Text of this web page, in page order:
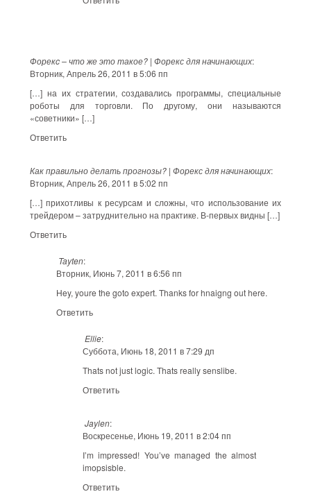
Форекc – что же это такое? | Форекс для начинающих:
Вторник, Апрель 26, 2011 в 5:06 пп
[…] на их стратегии, создавались программы, специальные
роботы для торговли. По другому, они называются
«советники» […]
Ответить
Как правильно делать прогнозы? | Форекс для начинающих:
Вторник, Апрель 26, 2011 в 5:02 пп
[…] прихотливы к ресурсам и сложны, что использование их
трейдером – затруднительно на практике. В-первых видны […]
Ответить
Tayten:
Вторник, Июнь 7, 2011 в 6:56 пп
Hey, youre the goto expert. Thanks for hnaigng out here.
Ответить
Ellie:
Суббота, Июнь 18, 2011 в 7:29 дп
Thats not just logic. Thats really senslibe.
Ответить
Jaylen:
Воскресенье, Июнь 19, 2011 в 2:04 пп
I’m impressed! You’ve managed the almost
imopsisble.
Ответить